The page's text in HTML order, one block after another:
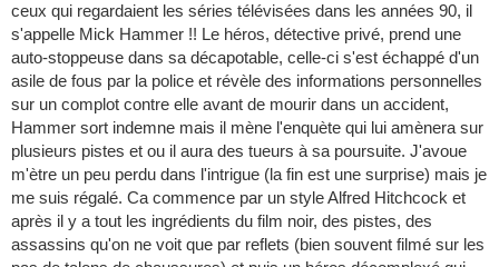
ceux qui regardaient les séries télévisées dans les années 90, il
s'appelle Mick Hammer !! Le héros, détective privé, prend une
auto-stoppeuse dans sa décapotable, celle-ci s'est échappé d'un
asile de fous par la police et révèle des informations personnelles
sur un complot contre elle avant de mourir dans un accident,
Hammer sort indemne mais il mène l'enquète qui lui amènera sur
plusieurs pistes et ou il aura des tueurs à sa poursuite. J'avoue
m'ètre un peu perdu dans l'intrigue (la fin est une surprise) mais je
me suis régalé. Ca commence par un style Alfred Hitchcock et
après il y a tout les ingrédients du film noir, des pistes, des
assassins qu'on ne voit que par reflets (bien souvent filmé sur les